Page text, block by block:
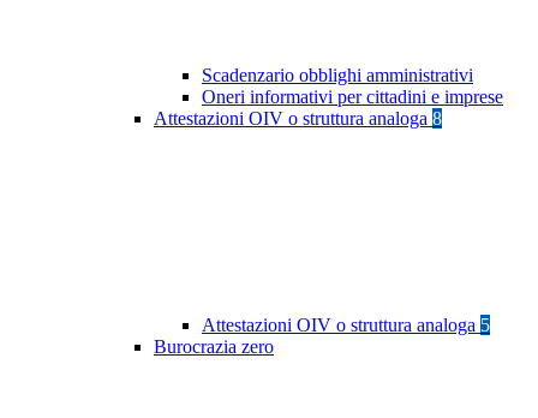
Scadenzario obblighi amministrativi
Oneri informativi per cittadini e imprese
Attestazioni OIV o struttura analoga 8
Attestazioni OIV o struttura analoga 5
Burocrazia zero